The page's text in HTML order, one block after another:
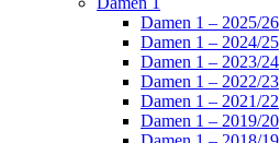
Damen 1 – 2025/26
Damen 1 – 2024/25
Damen 1 – 2023/24
Damen 1 – 2022/23
Damen 1 – 2021/22
Damen 1 – 2019/20